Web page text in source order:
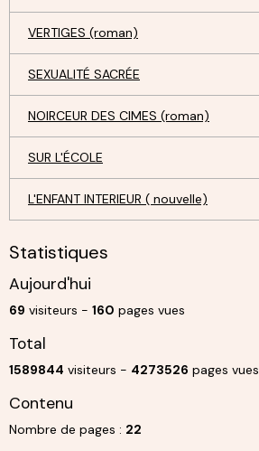
VERTIGES (roman)
SEXUALITÉ SACRÉE
NOIRCEUR DES CIMES (roman)
SUR L'ÉCOLE
L'ENFANT INTERIEUR ( nouvelle)
Statistiques
Aujourd'hui
69 visiteurs - 160 pages vues
Total
1589844 visiteurs - 4273526 pages vues
Contenu
Nombre de pages : 22